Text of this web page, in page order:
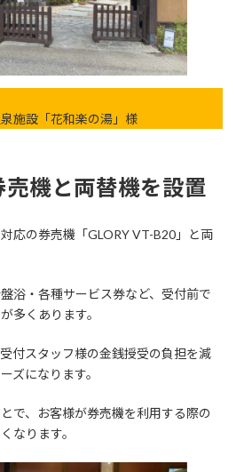
施設「花和楽の湯」様
機と両替機を設置
応の券売機「GLORY VT-B20」と両
浴・各種サービス券など、受付前で
多くあります。
付スタッフ様の金銭授受の負担を減
ズになります。
で、お客様が券売機を利用する際の
なります。